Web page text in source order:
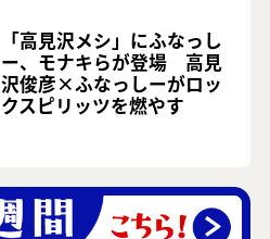
「高見沢メシ」にふなっし
ー、モナキらが登場 高見
沢俊彦×ふなっしーがロッ
クスピリッツを燃やす